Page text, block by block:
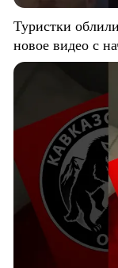
Туристки
новое видео с